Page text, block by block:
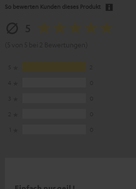
So bewerten Kunden dieses Produkt